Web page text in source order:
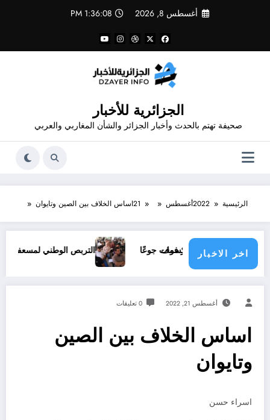
أغسطس 8, 2026 1:36:08 PM
الجزائرية للأخبار
صحيفة تهتم بالحدث وأخبار الجزائر والشأن المغاربي والعربي
الرئيسية 2022أغسطس 21اساس الخلاف بين الصين وتايوان
اخر الاخبار
تفلسف الحمار فمات جوعًا التربص الوطني لمسعفي الأندية
أغسطس 21, 2022 0 تعليقات
اساس الخلاف بين الصين
وتايوان
اسراء حسن